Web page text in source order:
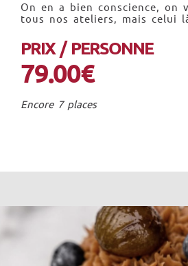
On en a bien conscience, on
tous nos ateliers, mais celui
PRIX / PERSONNE
79.00€
Encore 7 places